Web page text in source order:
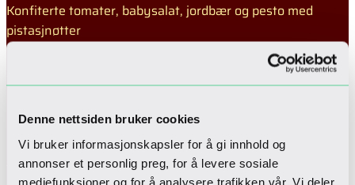
Denne nettsiden bruker cookies
Vi bruker informasjonskapsler for å gi innhold og
annonser et personlig preg, for å levere sosiale
mediefunksjoner og for å analysere trafikken vår. Vi deler
Konfiterte tomater, babysalat, jordbær og pesto med
pistasjnøtter
Melk, nøtter
Kremet fiskesuppe
Fjellørret fra Sirdal, juliennegrønnsaker og urteolje
Melk, fisk
189